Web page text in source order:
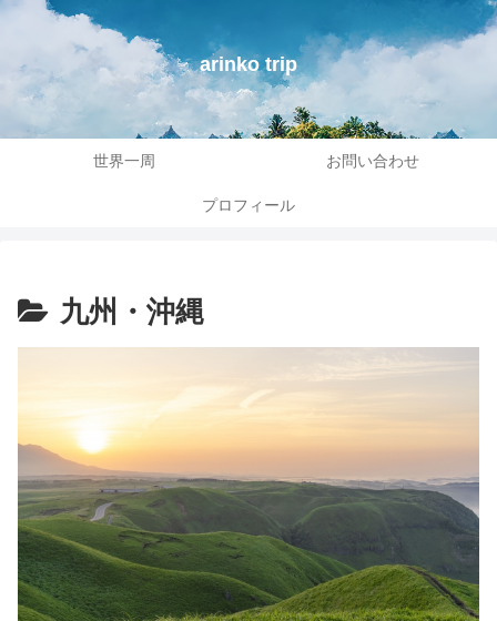
arinko trip
世界一周 お問い合わせ
プロフィール
九州・沖縄